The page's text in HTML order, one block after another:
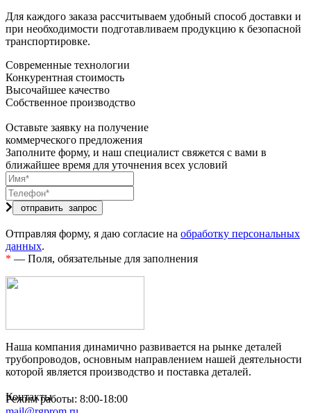
Для каждого заказа рассчитываем удобный способ доставки и
при необходимости подготавливаем продукцию к безопасной
транспортировке.
Современные технологии
Конкурентная стоимость
Высочайшее качество
Собственное производство
Оставьте заявку на получение
коммерческого предложения
Заполните форму, и наш специалист свяжется с вами в
ближайшее время для уточнения всех условий
Отправляя форму, я даю согласие на обработку персональных
данных.
* — Поля, обязательные для заполнения
Наша компания динамично развивается на рынке деталей
трубопроводов, основным направлением нашей деятельности
которой является производство и поставка деталей.
Контакты
Режим работы: 8:00-18:00